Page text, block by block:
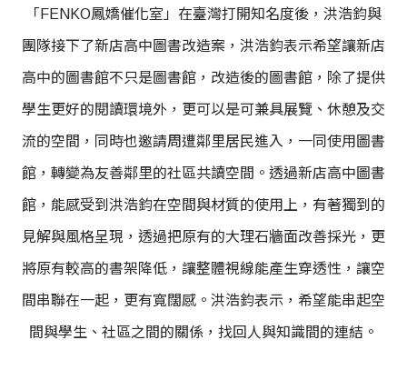
「FENKO鳳嬌催化室」在臺灣打開知名度後，洪浩鈞與
團隊接下了新店高中圖書改造案，洪浩鈞表示希望讓新店
高中的圖書館不只是圖書館，改造後的圖書館，除了提供
學生更好的閱讀環境外，更可以是可兼具展覽、休憩及交
流的空間，同時也邀請周遭鄰里居民進入，一同使用圖書
館，轉變為友善鄰里的社區共讀空間。透過新店高中圖書
館，能感受到洪浩鈞在空間與材質的使用上，有著獨到的
見解與風格呈現，透過把原有的大理石牆面改善採光，更
將原有較高的書架降低，讓整體視線能產生穿透性，讓空
間串聯在一起，更有寬闊感。洪浩鈞表示，希望能串起空
間與學生、社區之間的關係，找回人與知識間的連結。